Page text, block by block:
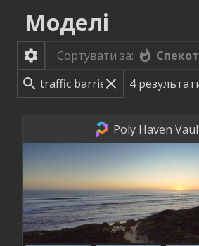
Моделі
Сортувати за:
4
Poly Haven